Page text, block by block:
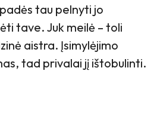
tau pelnyti jo
tave. Juk meilė – toli
aistra. Įsimylėjimo
tad privalai jį ištobulinti.